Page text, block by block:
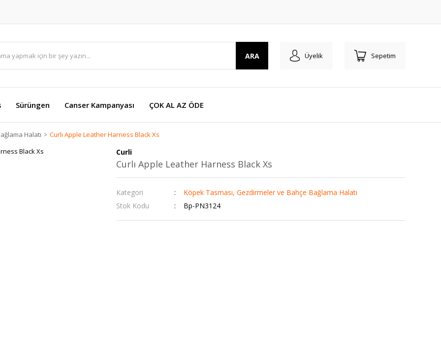
ARA Üyelik Sepetim
Sürüngen Canser Kampanyası ÇOK AL AZ ÖDE
Halatı Curlı Apple Leather Harness Black Xs
Curli
Curlı Apple Leather Harness Black Xs
Kategori
Köpek Tasması, Gezdirmeler ve Bahçe Bağlama Halatı
Stok Kodu
Bp-PN3124